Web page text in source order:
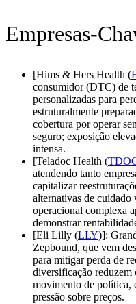
Empresas-
[Hims & Hers Health (
consumidor (DTC) de
personalizadas para
estruturalmente
cobertura por operar
seguro; exposição
intensa.
[Teladoc Health (
atendendo tanto
capitalizar
alternativas de cuidado
operacional complexa
demonstrar
[Eli Lilly (LLY)]:
Zepbound, que vem
para mitigar perda de
diversificação reduzem
movimento de política,
pressão sobre preços.